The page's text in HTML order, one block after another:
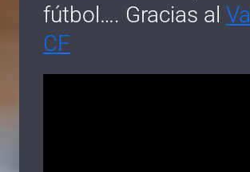
fútbol…. Gracias al
CF